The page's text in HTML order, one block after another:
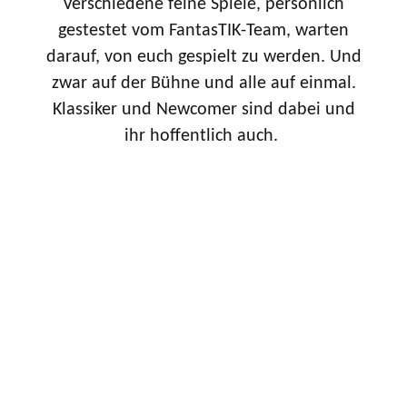
Verschiedene feine Spiele, persönlich
gestestet vom FantasTIK-Team, warten
darauf, von euch gespielt zu werden. Und
zwar auf der Bühne und alle auf einmal.
Klassiker und Newcomer sind dabei und
ihr hoffentlich auch.